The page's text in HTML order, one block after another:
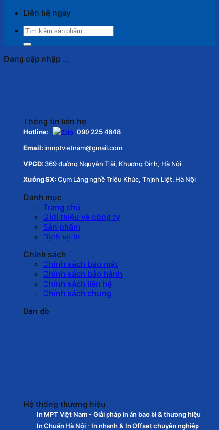
Liên hệ ngay
Tìm
kiếm:
Đang cập nhập …
Thông tin liên hệ
Hotline: 090 225 4648
Email: inmptvietnam@gmail.com
VPGD: 369 đường Nguyễn Trãi, Khương Đình, Hà Nội
Xưởng SX: Cụm Làng nghề Triều Khúc, Thịnh Liệt, Hà Nội
Danh mục
Trang chủ
Giới thiệu về công ty
Sản phẩm
Dịch vụ in
Chính sách
Chính sách bảo mật
Chính sách bảo hành
Chính sách liên hệ
Chính sách chung
Bản đồ
Hệ thống thương hiệu
In MPT Việt Nam - Giải pháp in ấn bao bì & thương hiệu
In Chuẩn Hà Nội - In nhanh & In Offset chuyên nghiệp